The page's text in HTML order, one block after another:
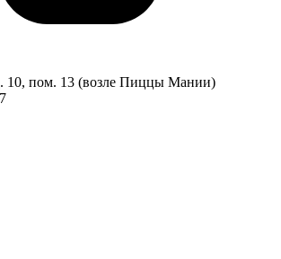
10, пом. 13 (возле Пиццы Мании)